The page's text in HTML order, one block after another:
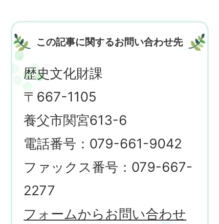
この記事に関するお問い合わせ先
歴史文化財課
〒667-1105
養父市関宮613-6
電話番号：079-661-9042
ファックス番号：079-667-
2277
フォームからお問い合わせ